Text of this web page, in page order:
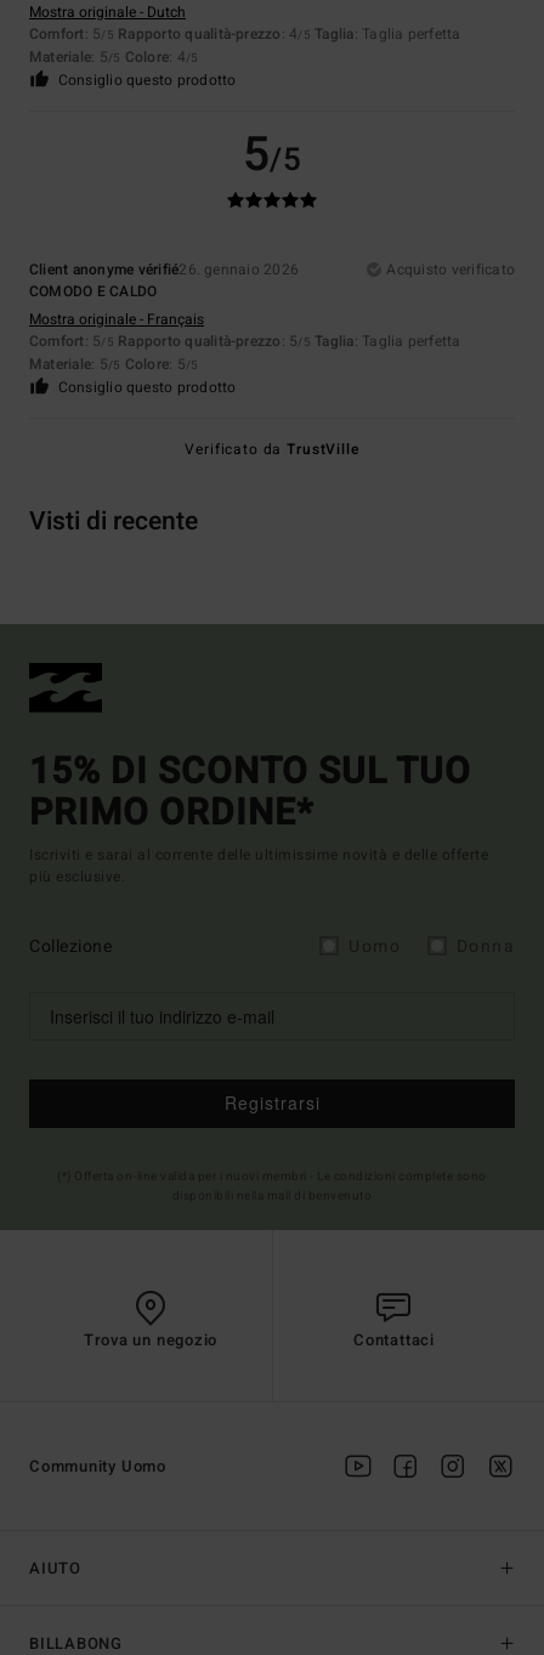
Mostra originale - Dutch
Comfort: 5/5 Rapporto qualità-prezzo: 4/5 Taglia: Taglia perfetta
Materiale: 5/5 Colore: 4/5
Consiglio questo prodotto
5/5
Client anonyme vérifié26. gennaio 2026
Acquisto verificato
COMODO E CALDO
Mostra originale - Français
Comfort: 5/5 Rapporto qualità-prezzo: 5/5 Taglia: Taglia perfetta
Materiale: 5/5 Colore: 5/5
Consiglio questo prodotto
Verificato daTrustVille
Visti di recente
15% DI SCONTO SUL TUO
PRIMO ORDINE*
Iscriviti e sarai al corrente delle ultimissime novità e delle offerte
più esclusive.
Collezione
Registrarsi
Trova un negozio Contattaci
AIUTO
BILLABONG
Community Uomo